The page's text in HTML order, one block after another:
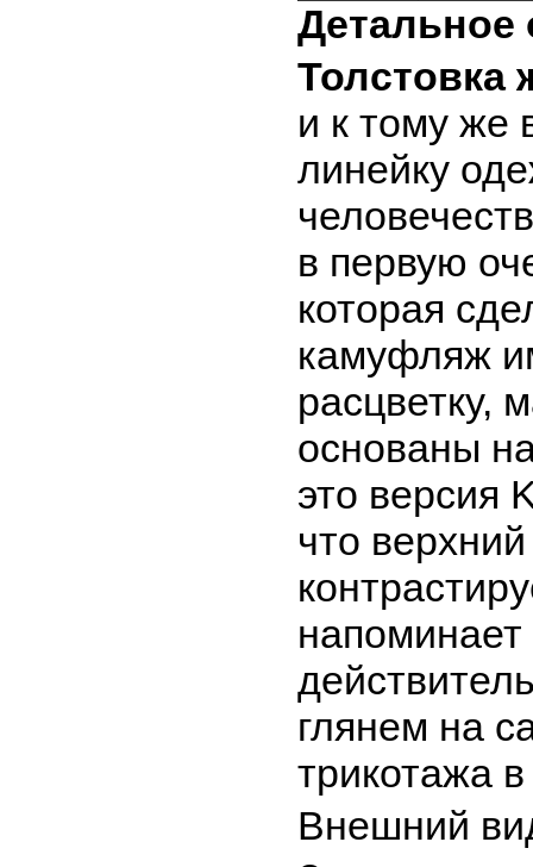
Детальное
Толстовка
и к тому же
линейку
в первую
которая
камуфляж
расцветку,
основаны
это версия
что
напоминает
глянем на
трикотажа
Внешний